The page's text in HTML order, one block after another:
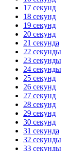
17 секунд
18 секунд
19 секунд
20 секунд
21 секунда
22 секунды
23 секунды
24 секунды
25 секунд
26 секунд
27 секунд
28 секунд
29 секунд
30 секунд
31 секунда
32 секунды
33 секунды